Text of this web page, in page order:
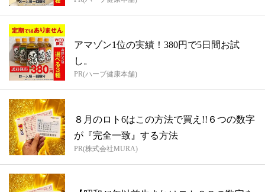
アマゾン1位の実績！380円で5日間お試
し。
PR(ハーブ健康本舗)
８月のロト6はこの方法で買え!!６つの数字
が『完全一致』する方法
PR(株式会社MURA)